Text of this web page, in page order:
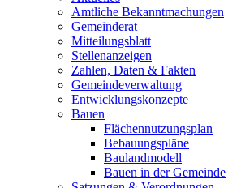
Amtliche Bekanntmachungen
Gemeinderat
Mitteilungsblatt
Stellenanzeigen
Zahlen, Daten & Fakten
Gemeindeverwaltung
Entwicklungskonzepte
Bauen
Flächennutzungsplan
Bebauungspläne
Baulandmodell
Bauen in der Gemeinde